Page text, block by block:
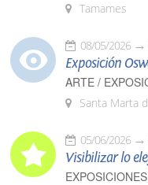
Tamames
08/05/2026
Exposición
ARTE /
Santa Marta
05/06/2026
Visibilizar lo
EXPOSICIONES